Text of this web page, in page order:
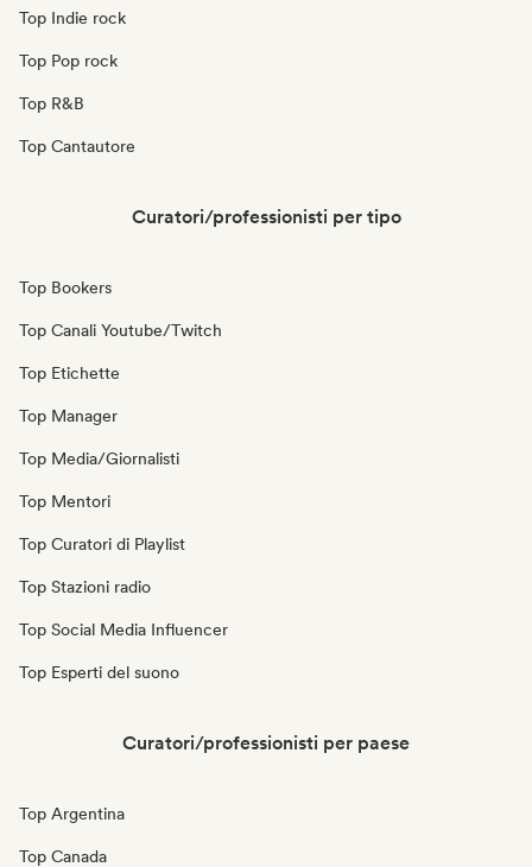
Top Indie rock
Top Pop rock
Top R&B
Top Cantautore
Curatori/professionisti per tipo
Top Bookers
Top Canali Youtube/Twitch
Top Etichette
Top Manager
Top Media/Giornalisti
Top Mentori
Top Curatori di Playlist
Top Stazioni radio
Top Social Media Influencer
Top Esperti del suono
Curatori/professionisti per paese
Top Argentina
Top Canada